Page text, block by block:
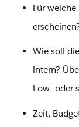
Für
Wie soll
intern?
Low- oder
Zeit,